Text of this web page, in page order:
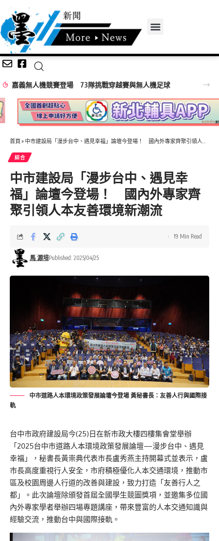
首頁 » 中市建設局「漫步台中、遇見幸福」論壇今登場！ 國內外專家齊聚引領人本友善環境新潮流
綜合
中市建設局「漫步台中、遇見幸
福」論壇今登場！ 國內外專家齊
聚引領人本友善環境新潮流
馬 源培Published: 2025/04/25
19 Min Read
中市道路人本環境政策發展論壇今登場 黃秘書長：友善人行與國際接
軌
台中市政府建設局今(25)日在新市政大樓四樓集會堂舉辦
「2025台中市道路人本環境政策發展論壇—漫步台中、遇見
幸福」，秘書長黃崇典代表市長盧秀燕主持開幕式並表示，盧
市長高度重視行人安全，市府積極優化人本交通環境，推動市
區及校園周邊人行道的改善與建設，致力打造「友善行人之
都」。此次論壇除頒發首屆全國學生競圖獎項，並邀集多位國
內外專家學者舉辦四場專題講座，帶來豐富的人本交通知識與
經驗交流，推動台中與國際接軌。